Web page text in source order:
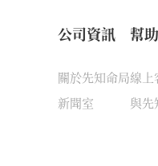
公司資訊
關於先知命局
新聞室
幫助
線上
與先